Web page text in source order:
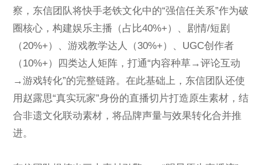
察，东信团队将快手老铁文化中的“强信任关系”作为破
圈核心，构建娱乐主播（占比40%+）、剧情/短剧
（20%+）、游戏教学达人（30%+）、UGC创作者
（10%+）四类达人矩阵，打通“内容种草→评论互动
→游戏转化”的完整链路。在此基础上，东信团队还使
用赵露思“真实玩家”身份的直播切片打造原生素材，结
合非遗文化联动素材，将品牌声量与效果转化合并推
进。